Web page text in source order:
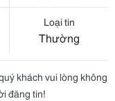
Loại tin
Thường
khách vui lòng không
đăng tin!